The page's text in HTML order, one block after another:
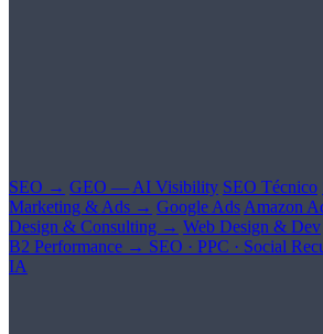
SEO → GEO — AI Visibility SEO Técnico
Marketing & Ads → Google Ads Amazon
Design & Consulting → Web Design & Dev
B2 Performance → SEO · PPC · Social
IA